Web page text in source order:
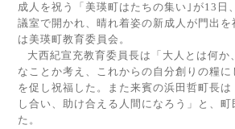
成人を祝う「美瑛町はたちの集い｣が13 日
議室で開かれ、晴れ着姿の新成人が門出
は美瑛町教育委員会。
大西紀宣充教育委員長は「大人とは何か
なことか考え、これからの自分創りの糧
を促し祝福した。また来賓の浜田哲町長
し合い、助け合える人間になろう」と、
た。